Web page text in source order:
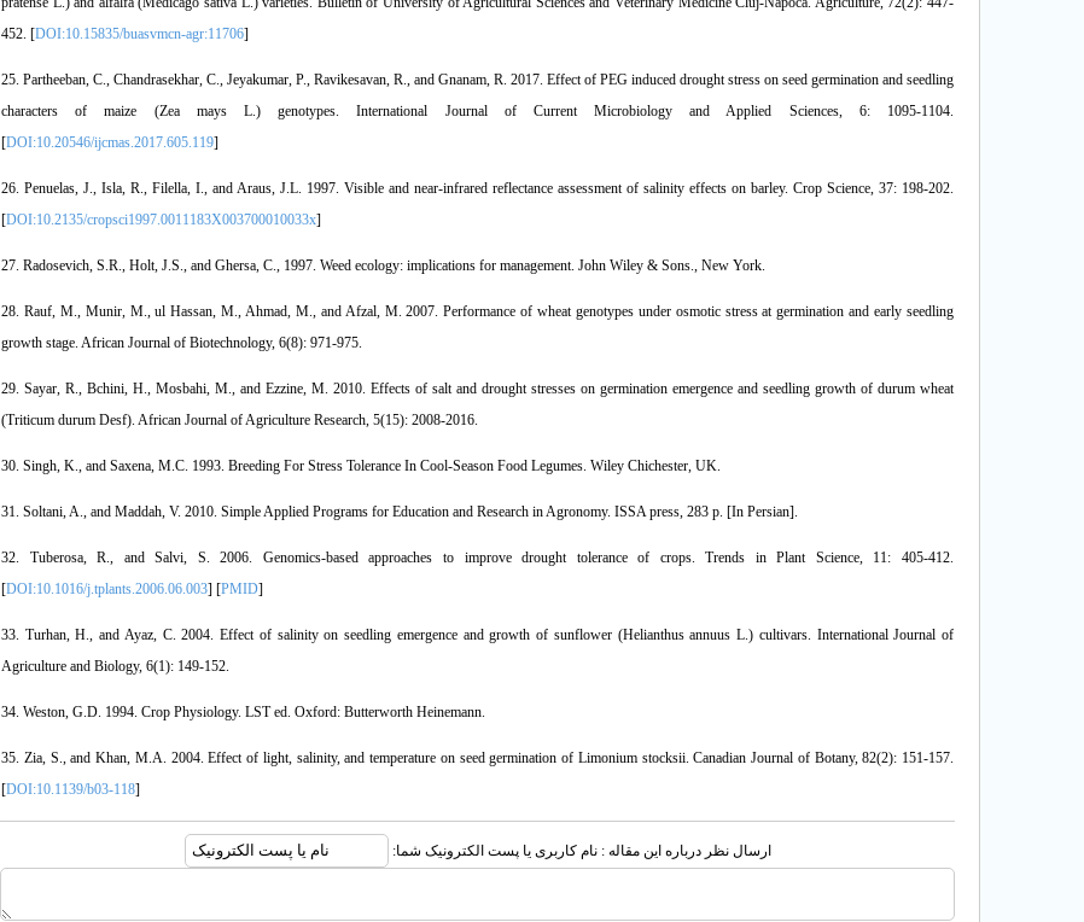
452. [DOI:10.15835/buasvmcn-agr:11706]
25. Partheeban, C., Chandrasekhar, C., Jeyakumar, P., Ravikesavan, R., and Gnanam, R. 2017. Effect of PEG induced drought stress on seed germination and seedling
characters of maize (Zea mays L.) genotypes. International Journal of Current Microbiology and Applied Sciences, 6: 1095-1104.
[DOI:10.20546/ijcmas.2017.605.119]
26. Penuelas, J., Isla, R., Filella, I., and Araus, J.L. 1997. Visible and near-infrared reflectance assessment of salinity effects on barley. Crop Science, 37: 198-202.
[DOI:10.2135/cropsci1997.0011183X003700010033x]
27. Radosevich, S.R., Holt, J.S., and Ghersa, C., 1997. Weed ecology: implications for management. John Wiley & Sons., New York.
28. Rauf, M., Munir, M., ul Hassan, M., Ahmad, M., and Afzal, M. 2007. Performance of wheat genotypes under osmotic stress at germination and early seedling
growth stage. African Journal of Biotechnology, 6(8): 971-975.
29. Sayar, R., Bchini, H., Mosbahi, M., and Ezzine, M. 2010. Effects of salt and drought stresses on germination emergence and seedling growth of durum wheat
(Triticum durum Desf). African Journal of Agriculture Research, 5(15): 2008-2016.
30. Singh, K., and Saxena, M.C. 1993. Breeding For Stress Tolerance In Cool-Season Food Legumes. Wiley Chichester, UK.
31. Soltani, A., and Maddah, V. 2010. Simple Applied Programs for Education and Research in Agronomy. ISSA press, 283 p. [In Persian].
32. Tuberosa, R., and Salvi, S. 2006. Genomics-based approaches to improve drought tolerance of crops. Trends in Plant Science, 11: 405-412.
[DOI:10.1016/j.tplants.2006.06.003] [PMID]
33. Turhan, H., and Ayaz, C. 2004. Effect of salinity on seedling emergence and growth of sunflower (Helianthus annuus L.) cultivars. International Journal of
Agriculture and Biology, 6(1): 149-152.
34. Weston, G.D. 1994. Crop Physiology. LST ed. Oxford: Butterworth Heinemann.
35. Zia, S., and Khan, M.A. 2004. Effect of light, salinity, and temperature on seed germination of Limonium stocksii. Canadian Journal of Botany, 82(2): 151-157.
[DOI:10.1139/b03-118]
ارسال نظر درباره این مقاله : نام کاربری یا پست الکترونیک شما: